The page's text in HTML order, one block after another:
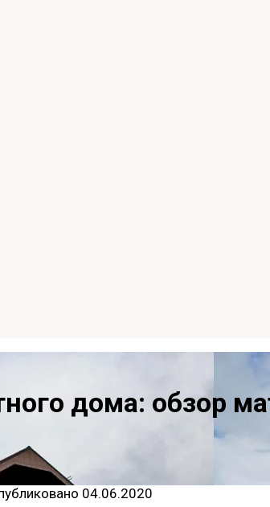
дома: обзор
04.06.2020